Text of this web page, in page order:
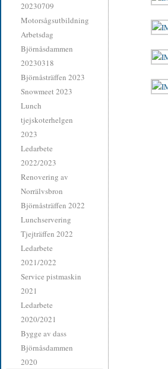
20230709
Motorsågsutbildning
Arbetsdag
Björnåsdammen
20230318
Björnåsträffen 2023
Snowmeet 2023
Lunch
tjejskoterhelgen
2023
Ledarbete
2022/2023
Renovering av
Norrälvsbron
Björnåsträffen 2022
Lunchservering
Tjejträffen 2022
Ledarbete
2021/2022
Service pistmaskin
2021
Ledarbete
2020/2021
Bygge av dass
Björnåsdammen
2020